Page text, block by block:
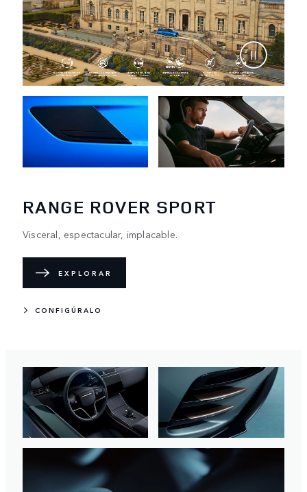
RANGE ROVER SPORT
Visceral, espectacular, implacable.
EXPLORAR
CONFIGÚRALO